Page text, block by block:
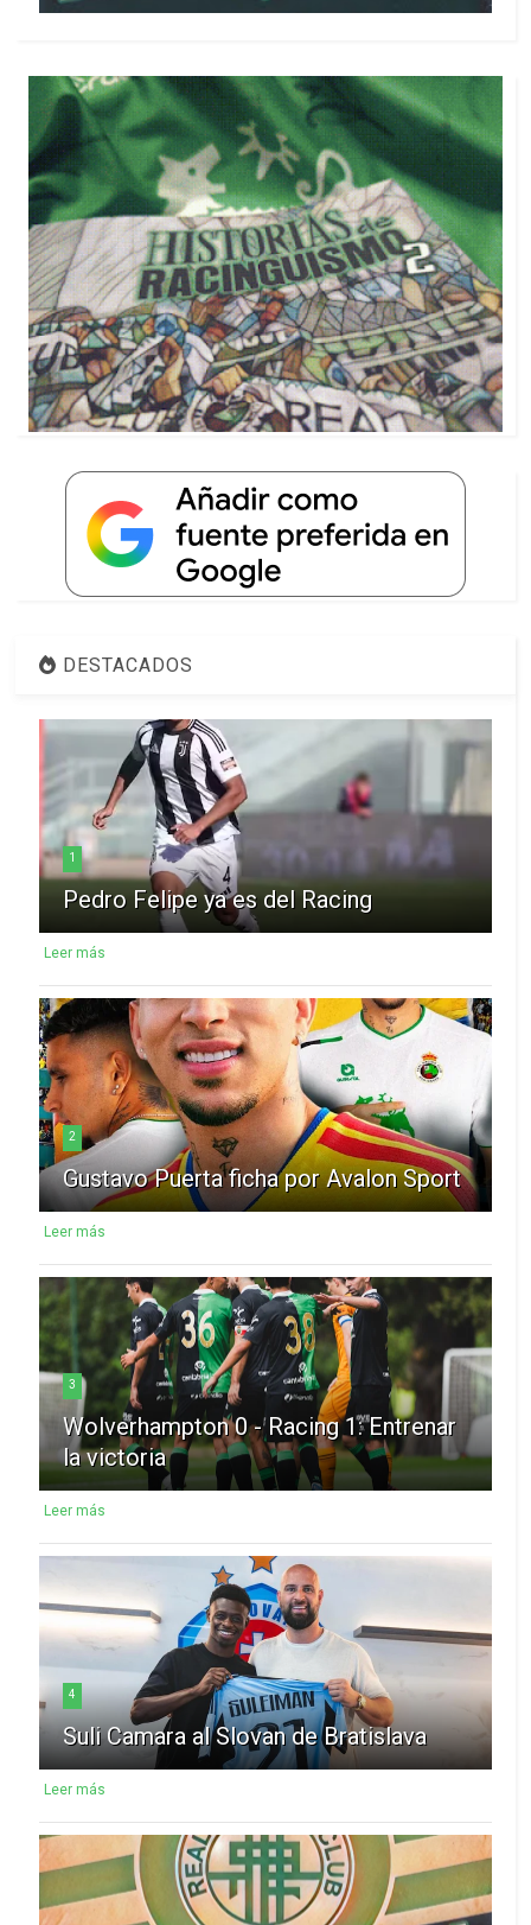
DESTACADOS
1
Pedro Felipe ya es del Racing
Leer más
2
Gustavo Puerta ficha por Avalon Sport
Leer más
3
Wolverhampton 0 - Racing 1: Entrenar
la victoria
Leer más
4
Suli Camara al Slovan de Bratislava
Leer más